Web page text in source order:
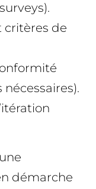
critères de
démarche